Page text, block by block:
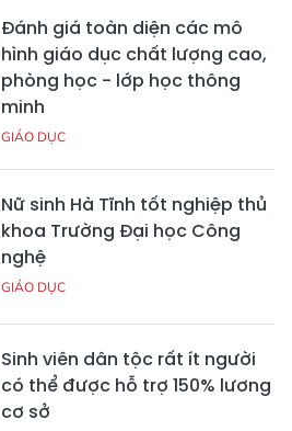
Đánh giá toàn diện các mô
hình giáo dục chất lượng cao,
phòng học - lớp học thông
minh
GIÁO DỤC
Nữ sinh Hà Tĩnh tốt nghiệp thủ
khoa Trường Đại học Công
nghệ
GIÁO DỤC
Sinh viên dân tộc rất ít người
có thể được hỗ trợ 150% lương
cơ sở